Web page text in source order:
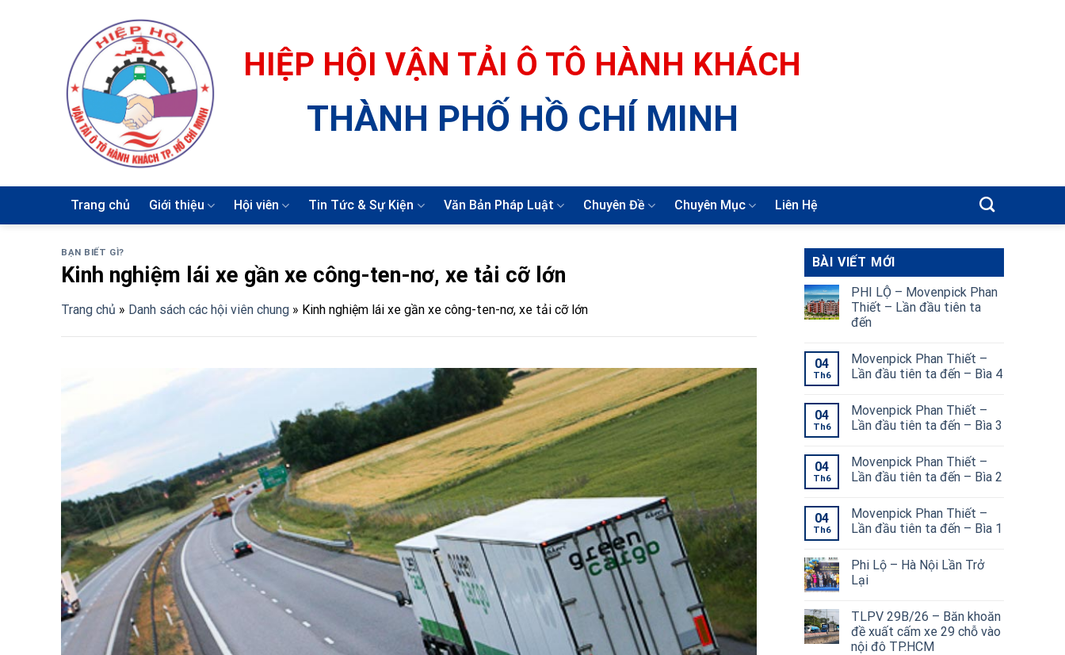
HIỆP HỘI VẬN TẢI Ô TÔ HÀNH KHÁCH
THÀNH PHỐ HỒ CHÍ MINH
Trang chủ Giới thiệu Hội viên Tin Tức & Sự Kiện Văn Bản Pháp Luật Chuyên Đề Chuyên Mục Liên Hệ
BẠN BIẾT GÌ?
Kinh nghiệm lái xe gần xe công-ten-nơ, xe tải cỡ lớn
Trang chủ » Danh sách các hội viên chung » Kinh nghiệm lái xe gần xe công-ten-nơ, xe tải cỡ lớn
BÀI VIẾT MỚI
PHI LỘ – Movenpick Phan
Thiết – Lần đầu tiên ta
đến
04
Th6
Movenpick Phan Thiết –
Lần đầu tiên ta đến – Bìa 4
04
Th6
Movenpick Phan Thiết –
Lần đầu tiên ta đến – Bìa 3
04
Th6
Movenpick Phan Thiết –
Lần đầu tiên ta đến – Bìa 2
04
Th6
Movenpick Phan Thiết –
Lần đầu tiên ta đến – Bìa 1
Phi Lộ – Hà Nội Lần Trở
Lại
TLPV 29B/26 – Băn khoăn
đề xuất cấm xe 29 chỗ vào
nội đô TP.HCM